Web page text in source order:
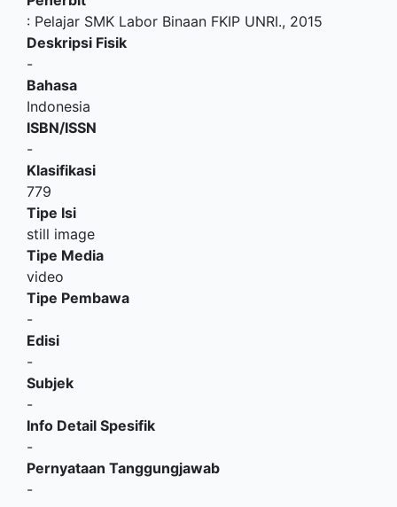
: Pelajar SMK Labor Binaan FKIP UNRI., 2015
Deskripsi Fisik
-
Bahasa
Indonesia
ISBN/ISSN
-
Klasifikasi
779
Tipe Isi
still image
Tipe Media
video
Tipe Pembawa
-
Edisi
-
Subjek
-
Info Detail Spesifik
-
Pernyataan Tanggungjawab
-